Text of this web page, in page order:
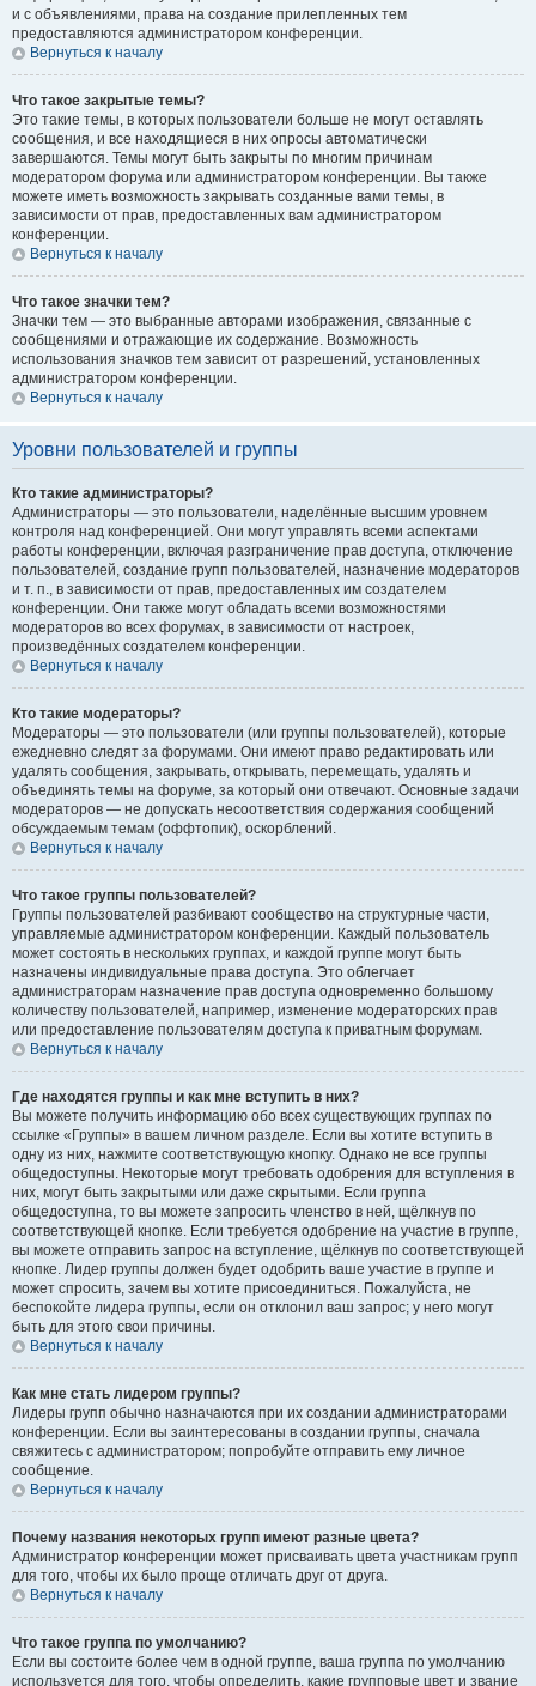
и с объявлениями, права на создание прилепленных тем
предоставляются администратором конференции.
Вернуться к началу
Что такое закрытые темы?
Это такие темы, в которых пользователи больше не могут оставлять
сообщения, и все находящиеся в них опросы автоматически
завершаются. Темы могут быть закрыты по многим причинам
модератором форума или администратором конференции. Вы также
можете иметь возможность закрывать созданные вами темы, в
зависимости от прав, предоставленных вам администратором
конференции.
Вернуться к началу
Что такое значки тем?
Значки тем — это выбранные авторами изображения, связанные с
сообщениями и отражающие их содержание. Возможность
использования значков тем зависит от разрешений, установленных
администратором конференции.
Вернуться к началу
Уровни пользователей и группы
Кто такие администраторы?
Администраторы — это пользователи, наделённые высшим уровнем
контроля над конференцией. Они могут управлять всеми аспектами
работы конференции, включая разграничение прав доступа, отключение
пользователей, создание групп пользователей, назначение модераторов
и т. п., в зависимости от прав, предоставленных им создателем
конференции. Они также могут обладать всеми возможностями
модераторов во всех форумах, в зависимости от настроек,
произведённых создателем конференции.
Вернуться к началу
Кто такие модераторы?
Модераторы — это пользователи (или группы пользователей), которые
ежедневно следят за форумами. Они имеют право редактировать или
удалять сообщения, закрывать, открывать, перемещать, удалять и
объединять темы на форуме, за который они отвечают. Основные задачи
модераторов — не допускать несоответствия содержания сообщений
обсуждаемым темам (оффтопик), оскорблений.
Вернуться к началу
Что такое группы пользователей?
Группы пользователей разбивают сообщество на структурные части,
управляемые администратором конференции. Каждый пользователь
может состоять в нескольких группах, и каждой группе могут быть
назначены индивидуальные права доступа. Это облегчает
администраторам назначение прав доступа одновременно большому
количеству пользователей, например, изменение модераторских прав
или предоставление пользователям доступа к приватным форумам.
Вернуться к началу
Где находятся группы и как мне вступить в них?
Вы можете получить информацию обо всех существующих группах по
ссылке «Группы» в вашем личном разделе. Если вы хотите вступить в
одну из них, нажмите соответствующую кнопку. Однако не все группы
общедоступны. Некоторые могут требовать одобрения для вступления в
них, могут быть закрытыми или даже скрытыми. Если группа
общедоступна, то вы можете запросить членство в ней, щёлкнув по
соответствующей кнопке. Если требуется одобрение на участие в группе,
вы можете отправить запрос на вступление, щёлкнув по соответствующей
кнопке. Лидер группы должен будет одобрить ваше участие в группе и
может спросить, зачем вы хотите присоединиться. Пожалуйста, не
беспокойте лидера группы, если он отклонил ваш запрос; у него могут
быть для этого свои причины.
Вернуться к началу
Как мне стать лидером группы?
Лидеры групп обычно назначаются при их создании администраторами
конференции. Если вы заинтересованы в создании группы, сначала
свяжитесь с администратором; попробуйте отправить ему личное
сообщение.
Вернуться к началу
Почему названия некоторых групп имеют разные цвета?
Администратор конференции может присваивать цвета участникам групп
для того, чтобы их было проще отличать друг от друга.
Вернуться к началу
Что такое группа по умолчанию?
Если вы состоите более чем в одной группе, ваша группа по умолчанию
используется для того, чтобы определить, какие групповые цвет и звание